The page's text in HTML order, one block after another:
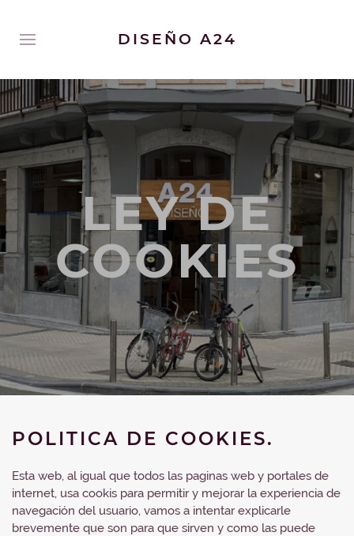
DISEÑO A24
LEY DE
COOKIES
POLITICA DE COOKIES.
Esta web, al igual que todos las paginas web y portales de
internet, usa cookis para permitir y mejorar la experiencia de
navegación del usuario, vamos a intentar explicarle
brevemente que son para que sirven y como las puede